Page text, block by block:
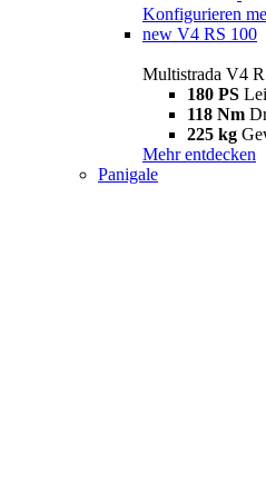
Konfigurieren
new V4 RS 100
Multistrada V4
180 PS
118 Nm
225 kg
Mehr entdecken
Panigale